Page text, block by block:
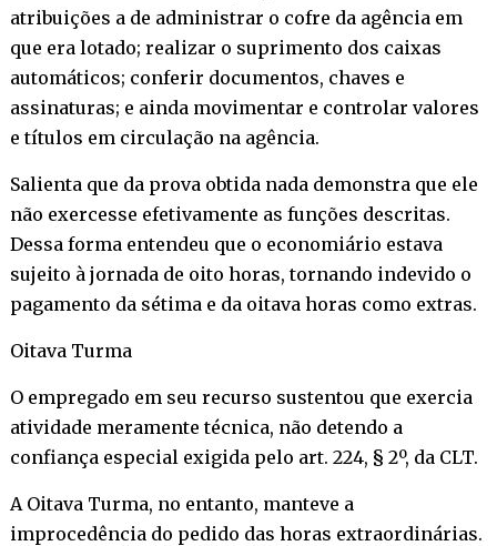
atribuições a de administrar o cofre da agência em
que era lotado; realizar o suprimento dos caixas
automáticos; conferir documentos, chaves e
assinaturas; e ainda movimentar e controlar valores
e títulos em circulação na agência.
Salienta que da prova obtida nada demonstra que ele
não exercesse efetivamente as funções descritas.
Dessa forma entendeu que o economiário estava
sujeito à jornada de oito horas, tornando indevido o
pagamento da sétima e da oitava horas como extras.
Oitava Turma
O empregado em seu recurso sustentou que exercia
atividade meramente técnica, não detendo a
confiança especial exigida pelo art. 224, § 2º, da CLT.
A Oitava Turma, no entanto, manteve a
improcedência do pedido das horas extraordinárias.